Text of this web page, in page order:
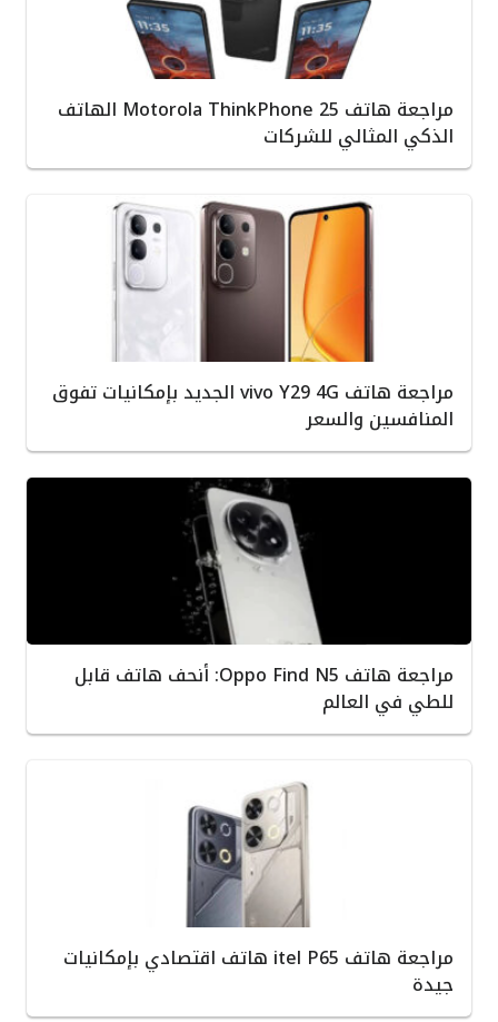
مراجعة هاتف Motorola ThinkPhone 25 الهاتف
الذكي المثالي للشركات
مراجعة هاتف vivo Y29 4G الجديد بإمكانيات تفوق
المنافسين والسعر
مراجعة هاتف Oppo Find N5: أنحف هاتف قابل
للطي في العالم
مراجعة هاتف itel P65 هاتف اقتصادي بإمكانيات
جيدة